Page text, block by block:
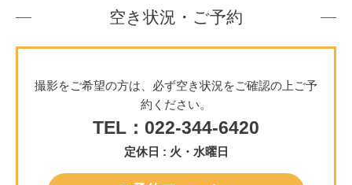
空き状況・ご予約
撮影をご希望の方は、必ず空き状況をご確認の上ご予
約ください。
TEL：022-344-6420
定休日 : 火・水曜日